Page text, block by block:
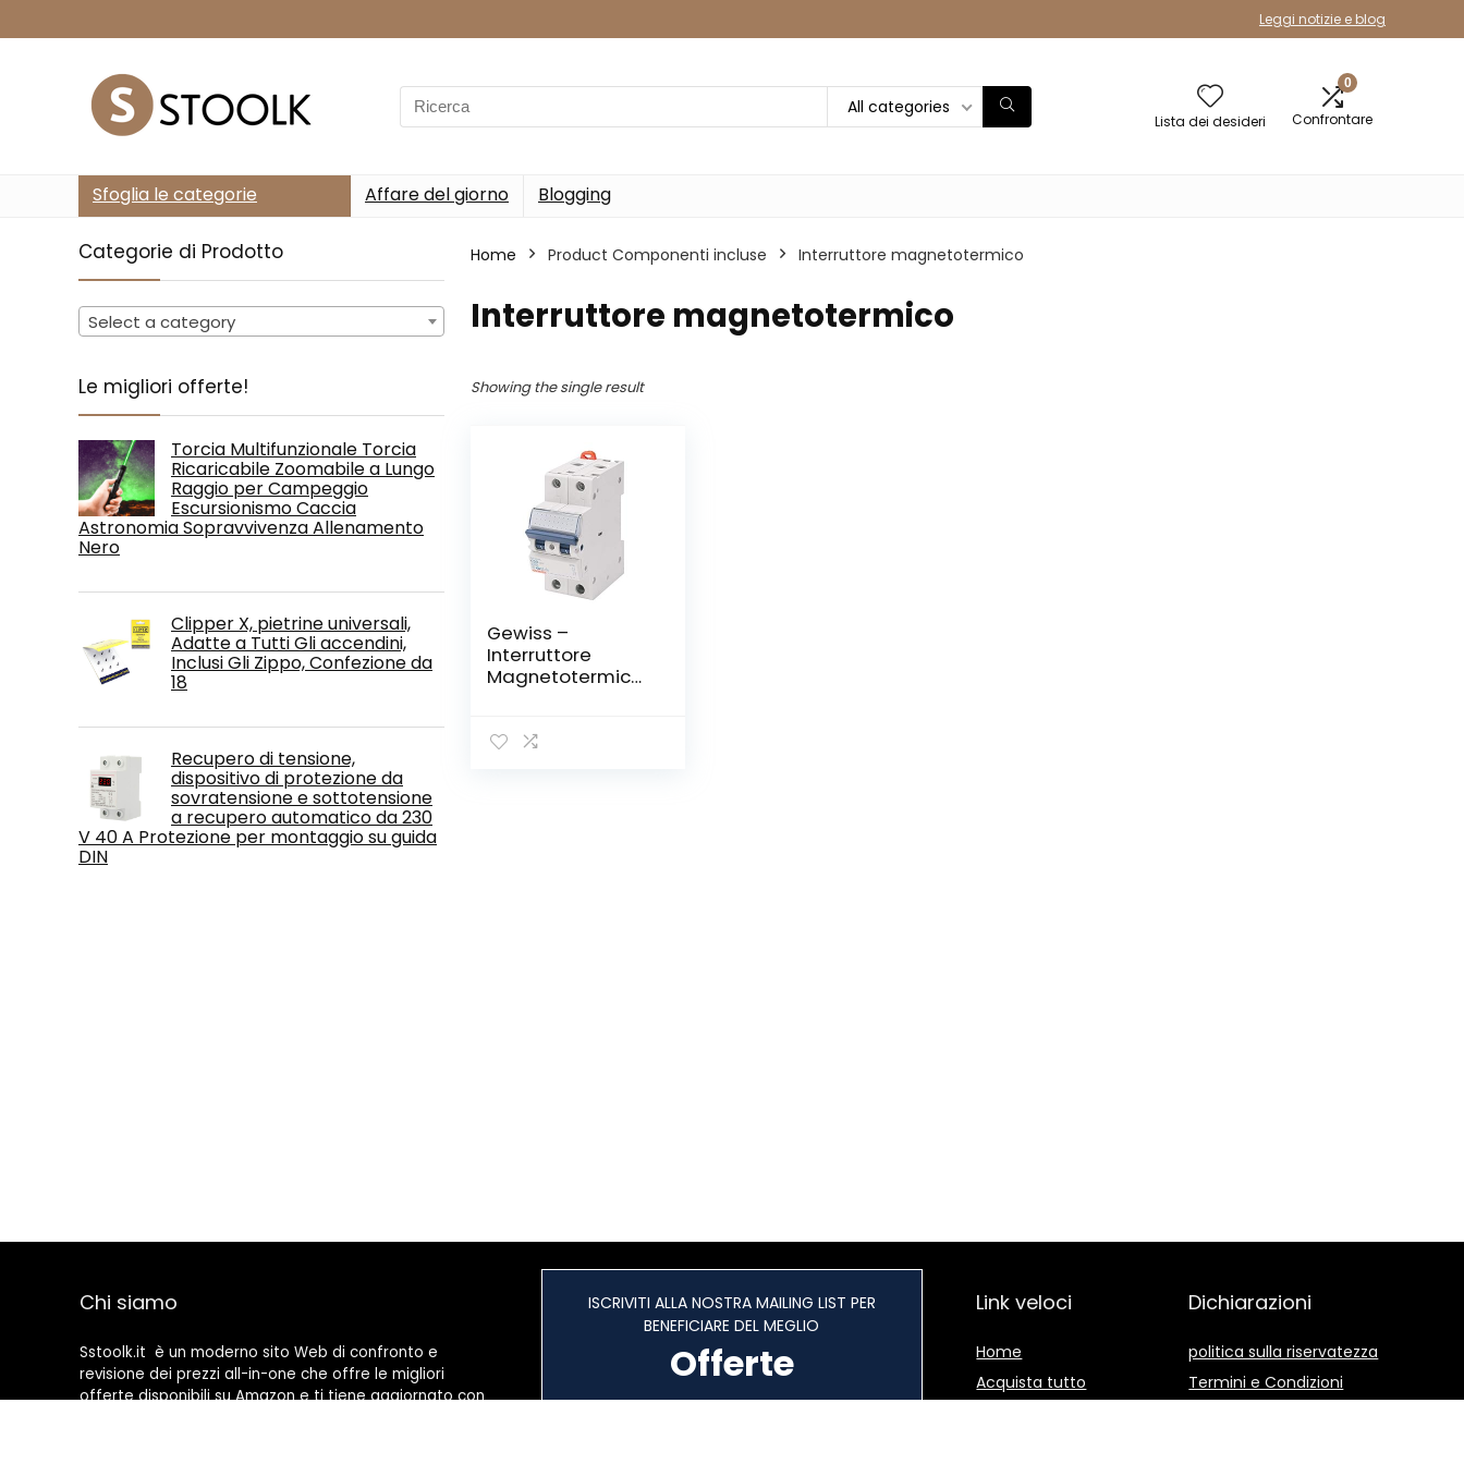
Leggi notizie e blog
Search
for:
All categories
Lista dei desideri
0
Confrontare
Sfoglia le categorie Affare del giorno Blogging
Categorie di Prodotto
Select a category
Le migliori offerte!
Torcia Multifunzionale Torcia
Ricaricabile Zoomabile a Lungo
Raggio per Campeggio
Escursionismo Caccia
Astronomia Sopravvivenza Allenamento
Nero
Clipper X, pietrine universali,
Adatte a Tutti Gli accendini,
Inclusi Gli Zippo, Confezione da
18
Recupero di tensione,
dispositivo di protezione da
sovratensione e sottotensione
a recupero automatico da 230
V 40 A Protezione per montaggio su guida
DIN
Home Product Componenti incluse ‎Interruttore magnetotermico
‎Interruttore magnetotermico
Showing the single result
Gewiss –
Interruttore
Magnetotermico
Moduli
Chi siamo
Sstoolk.it è un moderno sito Web di confronto e
revisione dei prezzi all-in-one che offre le migliori
offerte disponibili su Amazon e ti tiene aggiornato con
ISCRIVITI ALLA NOSTRA MAILING LIST PER
BENEFICIARE DEL MEGLIO
Offerte
Link veloci
Home
Acquista tutto
Dichiarazioni
politica sulla riservatezza
Termini e Condizioni